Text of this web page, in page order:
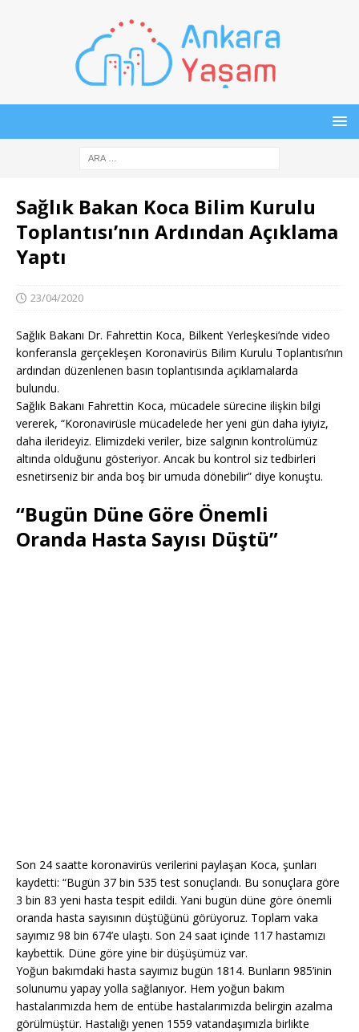
Sağlık Bakan Koca Bilim Kurulu
Toplantısı’nın Ardından Açıklama
Yaptı
23/04/2020
Sağlık Bakanı Dr. Fahrettin Koca, Bilkent Yerleşkesi’nde video
konferansla gerçekleşen Koronavirüs Bilim Kurulu Toplantısı’nın
ardından düzenlenen basın toplantısında açıklamalarda
bulundu.
Sağlık Bakanı Fahrettin Koca, mücadele sürecine ilişkin bilgi
vererek, “Koronavirüsle mücadelede her yeni gün daha iyiyiz,
daha ilerideyiz. Elimizdeki veriler, bize salgının kontrolümüz
altında olduğunu gösteriyor. Ancak bu kontrol siz tedbirleri
esnetirseniz bir anda boş bir umuda dönebilir” diye konuştu.
“Bugün Düne Göre Önemli
Oranda Hasta Sayısı Düştü”
Son 24 saatte koronavirüs verilerini paylaşan Koca, şunları
kaydetti: “Bugün 37 bin 535 test sonuçlandı. Bu sonuçlara göre
3 bin 83 yeni hasta tespit edildi. Yani bugün düne göre önemli
oranda hasta sayısının düştüğünü görüyoruz. Toplam vaka
sayımız 98 bin 674’e ulaştı. Son 24 saat içinde 117 hastamızı
kaybettik. Düne göre yine bir düşüşümüz var.
Yoğun bakımdaki hasta sayımız bugün 1814. Bunların 985’inin
solunumu yapay yolla sağlanıyor. Hem yoğun bakım
hastalarımızda hem de entübe hastalarımızda belirgin azalma
görülmüştür. Hastalığı yenen 1559 vatandaşımızla birlikte